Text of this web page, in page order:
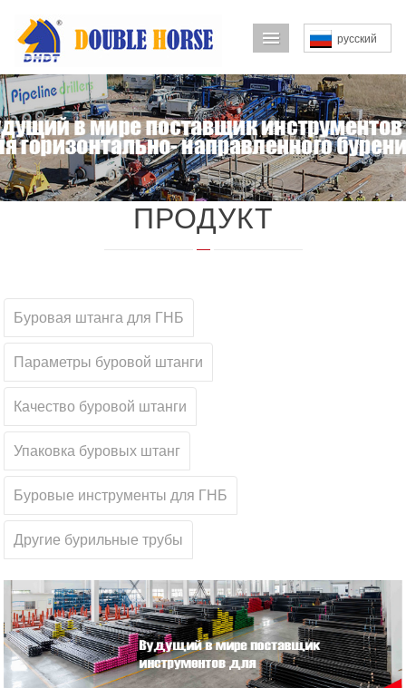
русский
导航菜单
ПРОДУКТ
Буровая штанга для ГНБ
Параметры буровой штанги
Качество буровой штанги
Упаковка буровых штанг
Буровые инструменты для ГНБ
Другие бурильные трубы